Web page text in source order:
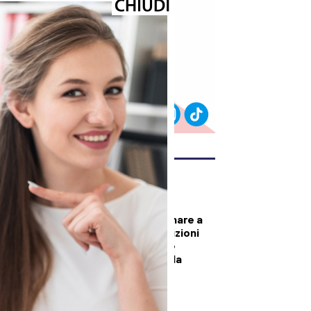
ULTIMI ARTICOLI
POLITICA
Dogaia, i Giovani
Democratici: “Tornare a
parlare delle condizioni
del carcere e delle
responsabilità della
CULTURA ED EVENTI